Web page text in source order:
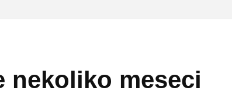
nekoliko meseci